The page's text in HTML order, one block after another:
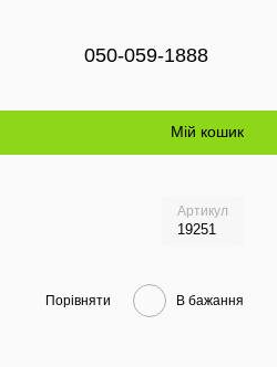
050-059-1888
Мій кошик
Артикул
19251
Порівняти В бажання